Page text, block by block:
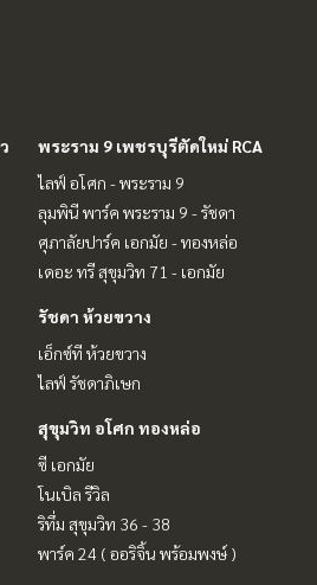
พระราม 9 เพชรบุรีตัดใหม่ RCA
ไลฟ์ อโศก - พระราม 9
ลุมพินี พาร์ค พระราม 9 - รัชดา
ศุภาลัยปาร์ค เอกมัย - ทองหล่อ
เดอะ ทรี สุขุมวิท 71 - เอกมัย
รัชดา ห้วยขวาง
เอ็กซ์ที ห้วยขวาง
ไลฟ์ รัชดาภิเษก
สุขุมวิท อโศก ทองหล่อ
ซี เอกมัย
โนเบิล รีวิล
ริทึ่ม สุขุมวิท 36 - 38
พาร์ค 24 ( ออริจิ้น พร้อมพงษ์ )